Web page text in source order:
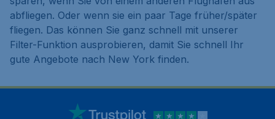
abfliegen. Oder wenn sie ein paar Tage früher/später
fliegen. Das können Sie ganz schnell mit unserer
Filter-Funktion ausprobieren, damit Sie schnell Ihr
gute Angebote nach New York finden.